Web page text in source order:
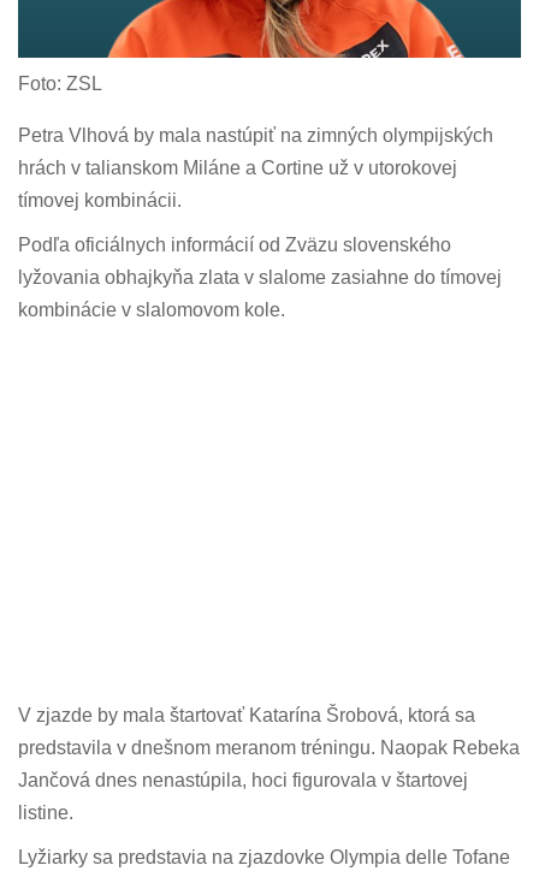
Foto: ZSL
Petra Vlhová by mala nastúpiť na zimných olympijských
hrách v talianskom Miláne a Cortine už v utorokovej
tímovej kombinácii.
Podľa oficiálnych informácií od Zväzu slovenského
lyžovania obhajkyňa zlata v slalome zasiahne do tímovej
kombinácie v slalomovom kole.
V zjazde by mala štartovať Katarína Šrobová, ktorá sa
predstavila v dnešnom meranom tréningu. Naopak Rebeka
Jančová dnes nenastúpila, hoci figurovala v štartovej
listine.
Lyžiarky sa predstavia na zjazdovke Olympia delle Tofane